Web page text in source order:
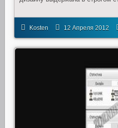
Kosten 12 Апреля 2012